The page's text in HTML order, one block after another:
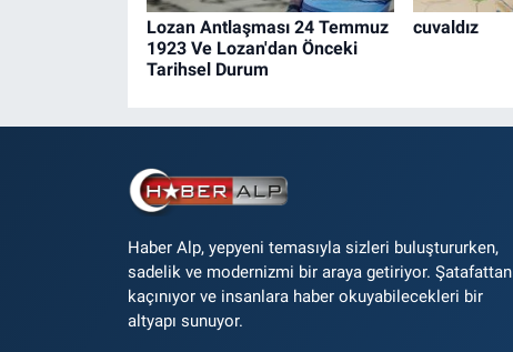
Lozan Antlaşması 24 Temmuz
1923 Ve Lozan'dan Önceki
Tarihsel Durum
cuvaldız
Haber Alp, yepyeni temasıyla sizleri buluştururken,
sadelik ve modernizmi bir araya getiriyor. Şatafattan
kaçınıyor ve insanlara haber okuyabilecekleri bir
altyapı sunuyor.